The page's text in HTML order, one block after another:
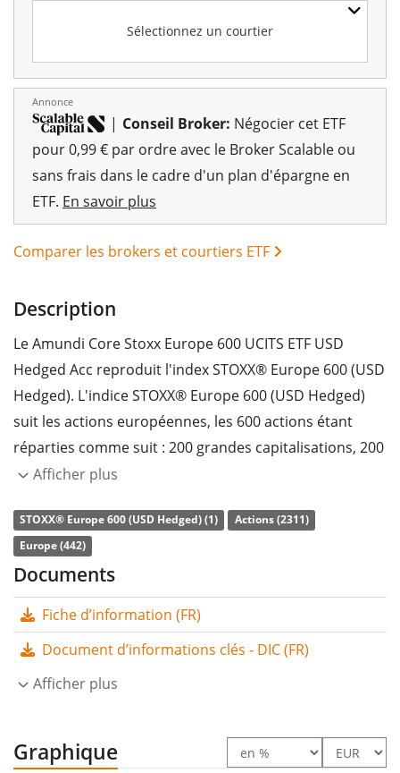
Sélectionnez un courtier
Annonce
| Conseil Broker: Négocier cet ETF
pour 0,99 € par ordre avec le Broker Scalable ou
sans frais dans le cadre d'un plan d'épargne en
ETF. En savoir plus
Comparer les brokers et courtiers ETF
Description
Le Amundi Core Stoxx Europe 600 UCITS ETF USD
Hedged Acc reproduit l'index STOXX® Europe 600 (USD
Hedged). L'indice STOXX® Europe 600 (USD Hedged)
suit les actions européennes, les 600 actions étant
réparties comme suit : 200 grandes capitalisations, 200
moyennes capitalisations et 200 petites capitalisations.
Leratio des frais totaux
p.a.
. Le Amundi Core Stoxx Europe 600 UCITS ETF USD
Europe 600 (USD Hedged). L'ETF reproduit la
performance de l’indice sous-jacent en achetant toutes
dividendes de l'ETF sont
Le Amundi Core Stoxx Europe 600 UCITS ETF USD
Afficher plus
STOXX® Europe 600 (USD Hedged) (1)
Actions (2311)
Europe (442)
Documents
Fiche d’information (FR)
Document d’informations clés - DIC (FR)
Afficher plus
Graphique